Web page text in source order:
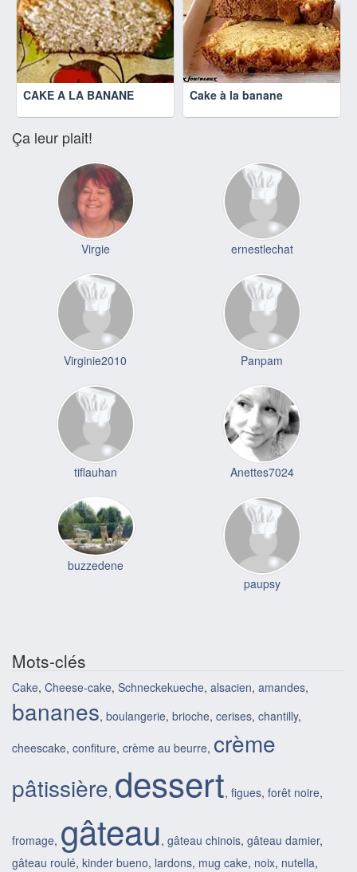
CAKE A LA BANANE Cake à la banane
Ça leur plait!
Virgie ernestlechat
Virginie2010 Panpam
tiflauhan Anettes7024
buzzedene
paupsy
Mots-clés
Cake, Cheese-cake, Schneckekueche, alsacien, amandes,
bananes, boulangerie, brioche, cerises, chantilly,
cheescake, confiture, crème au beurre, crème
pâtissière, dessert, figues, forêt noire,
fromage, gâteau, gâteau chinois, gâteau damier,
gâteau roulé, kinder bueno, lardons, mug cake, noix, nutella,